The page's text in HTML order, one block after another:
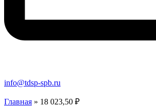
info@tdsp-spb.ru
Главная » 18 023,50 ₽